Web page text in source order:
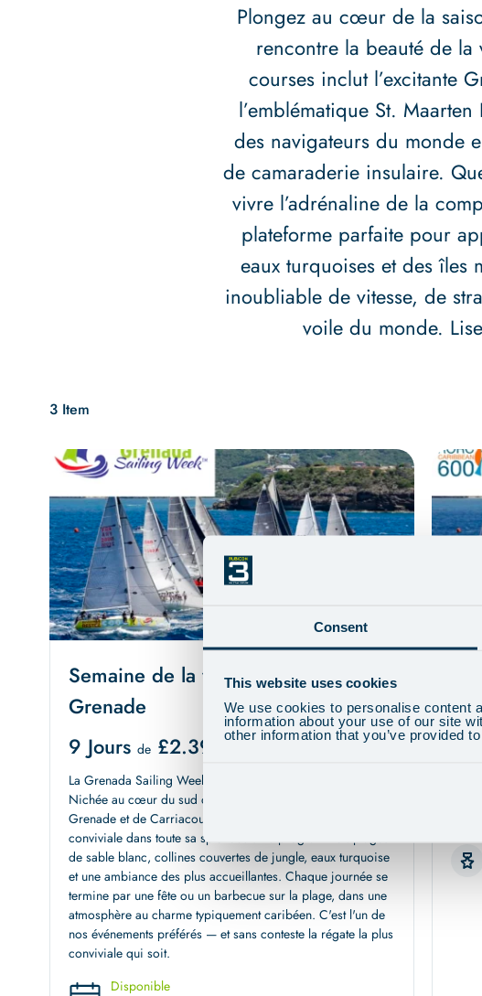
Consent
This website uses cookies
We use cookies to personalise content
information about your use of our site
other information that you’ve provided
Plongez au cœur de la
rencontre la beauté de
courses inclut l’excitante
l’emblématique St.
des navigateurs du monde
de camaraderie insulaire.
vivre l’adrénaline de la
plateforme parfaite pour
eaux turquoises et des îles
inoubliable de vitesse, de
voile du monde.
3 Item
Semaine de la voile à la
Grenade
9 Jours de £2.399
La Grenada Sailing Week, c'est la régate sans la pression.
Nichée au cœur du sud des Caraïbes, entre les îles de la
Grenade et de Carriacou, c'est la voile détendue et
conviviale dans toute sa splendeur. Au programme : plages
de sable blanc, collines couvertes de jungle, eaux turquoise
et une ambiance des plus accueillantes. Chaque journée se
termine par une fête ou un barbecue sur la plage, dans une
atmosphère au charme typiquement caribéen. C'est l'un de
nos événements préférés — et sans conteste la régate la plus
conviviale qui soit.
Disponible
9